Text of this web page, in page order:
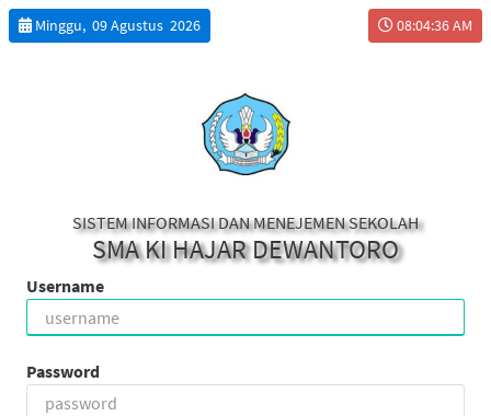
Minggu, 09 Agustus 2026 08:04:36 AM
SISTEM INFORMASI DAN MENEJEMEN SEKOLAH
SMA KI HAJAR DEWANTORO
Username
Password